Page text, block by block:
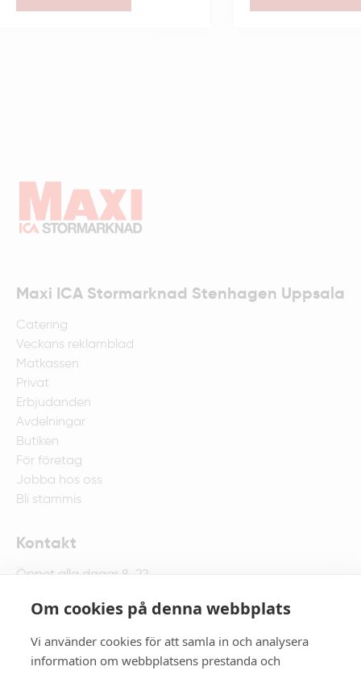
Om cookies på denna webbplats
Vi använder cookies för att samla in och analysera
information om webbplatsens prestanda och
Maxi ICA Stormarknad Stenhagen Uppsala
Catering
Veckans reklamblad
Matkassen
Privat
Erbjudanden
Avdelningar
Butiken
För företag
Jobba hos oss
Bli stammis
Kontakt
Öppet alla dagar 8-22
018-67 75 00